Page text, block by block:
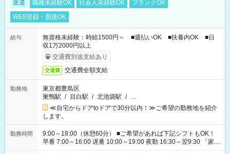
派遣 職種未経験OK 社会人未経験OK
ブランクOK
WEB登録・面接OK
給与
無資格未経験：時給1500円～ ■週払いOK ■扶養内OK ■日
収1万2000円以上
交通費別途支給あり
交通費 交通費全額支給
勤務地
東京都豊島区
巣鴨駅 / 目白駅 / 北池袋駅 / …
≪自宅からドアtoドアで30分以内！≫ご希望の勤務地を紹介
します。
勤務時間
9:00～18:00（休憩60分） ■ご希望があれば下記シフトもOK！
早番 7:00～16:00 遅番 10:00～19:00 夜勤 16:30～翌9:30 「家族
と休みを合わせたい」 「余裕を持って夕飯の準備がしたい」